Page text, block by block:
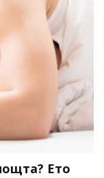
Ето